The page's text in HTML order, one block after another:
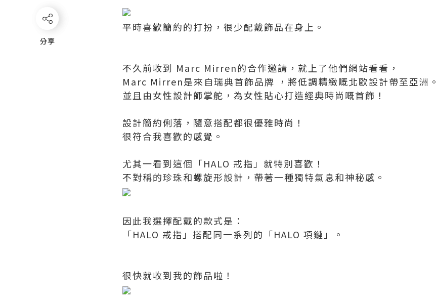
分享
平時喜歡簡約的打扮，很少配戴飾品在身上。
不久前收到 Marc Mirren的合作邀請，就上了他們網站看看，
Marc Mirren是來自瑞典首飾品牌 ，將低調精緻嘅北歐設計帶至亞洲。
並且由女性設計師掌舵，為女性貼心打造經典時尚嘅首飾！
設計簡約俐落，隨意搭配都很優雅時尚！
很符合我喜歡的感覺。
尤其一看到這個「HALO 戒指」就特別喜歡！
不對稱的珍珠和螺旋形設計，帶著一種獨特氣息和神秘感。
因此我選擇配戴的款式是：
「HALO 戒指」搭配同一系列的「HALO 項鏈」。
很快就收到我的飾品啦！
分享